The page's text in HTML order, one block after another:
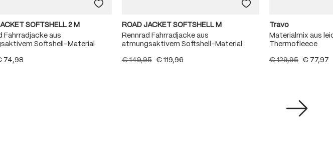
van 5 van 5 sterren
SOFTSHELL 2 M
Fahrradjacke aus
Softshell-Material
74,98
ROAD JACKET SOFTSHELL M
Rennrad Fahrradjacke aus
atmungsaktivem Softshell-Material
€ 149,95 € 119,96
Travo
Materialmix aus
Thermofleece
€ 129,95 € 77,97